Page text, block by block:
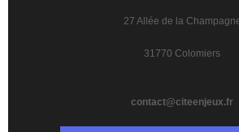
27 Allée de la
31770 Colomiers
contact@citeenjeux.fr